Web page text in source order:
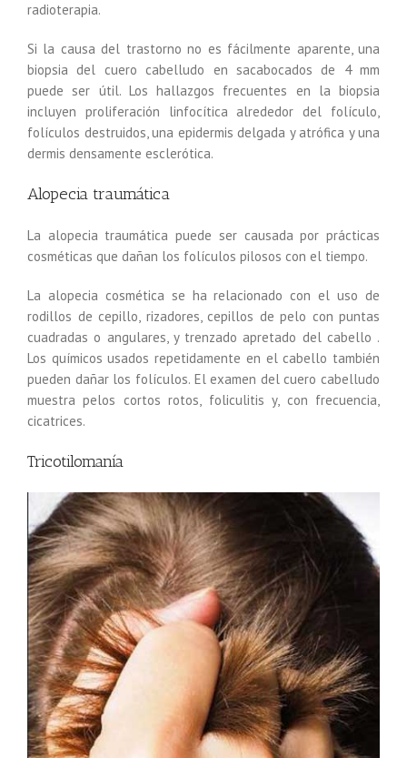
radioterapia.
Si la causa del trastorno no es fácilmente aparente, una
biopsia del cuero cabelludo en sacabocados de 4 mm
puede ser útil. Los hallazgos frecuentes en la biopsia
incluyen proliferación linfocítica alrededor del folículo,
folículos destruidos, una epidermis delgada y atrófica y una
dermis densamente esclerótica.
Alopecia traumática
La alopecia traumática puede ser causada por prácticas
cosméticas que dañan los folículos pilosos con el tiempo.
La alopecia cosmética se ha relacionado con el uso de
rodillos de cepillo, rizadores, cepillos de pelo con puntas
cuadradas o angulares, y trenzado apretado del cabello .
Los químicos usados repetidamente en el cabello también
pueden dañar los folículos. El examen del cuero cabelludo
muestra pelos cortos rotos, foliculitis y, con frecuencia,
cicatrices.
Tricotilomanía